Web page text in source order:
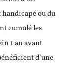
handicapé ou du
cumulé les
1 an avant
d’une